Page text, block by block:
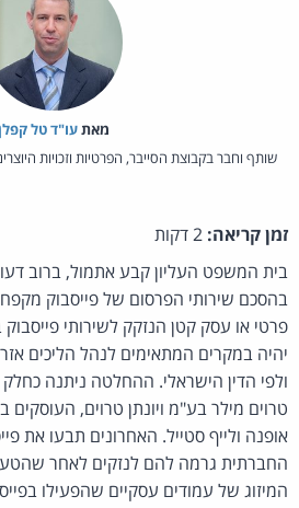
מאת‏עו"ד טל
שותף וחבר בקבוצת הסייבר, הפרטיות וזכויות
זמן קריאה:
בית המשפט העליון קבע אתמול, ברוב
בהסכם שירותי הפרסום של פייסבוק
פרטי או עסק קטן הנזקק לשירותי פייסבוק
יהיה במקרים המתאימים לנהל הליכים
ולפי הדין הישראלי. ההחלטה ניתנה
טרוים מילר בע"מ ויונתן טרוים, העוסקים
אופנה ולייף סטייל. האחרונים תבעו את
החברתית גרמה להם לנזקים לאחר
המיזוג של עמודים עסקיים שהפעילו